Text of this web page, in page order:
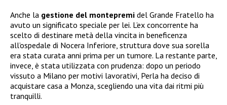
Anche la gestione del montepremi del Grande Fratello ha
avuto un significato speciale per lei. L’ex concorrente ha
scelto di destinare metà della vincita in beneficenza
all’ospedale di Nocera Inferiore, struttura dove sua sorella
era stata curata anni prima per un tumore. La restante parte,
invece, è stata utilizzata con prudenza: dopo un periodo
vissuto a Milano per motivi lavorativi, Perla ha deciso di
acquistare casa a Monza, scegliendo una vita dai ritmi più
tranquilli.